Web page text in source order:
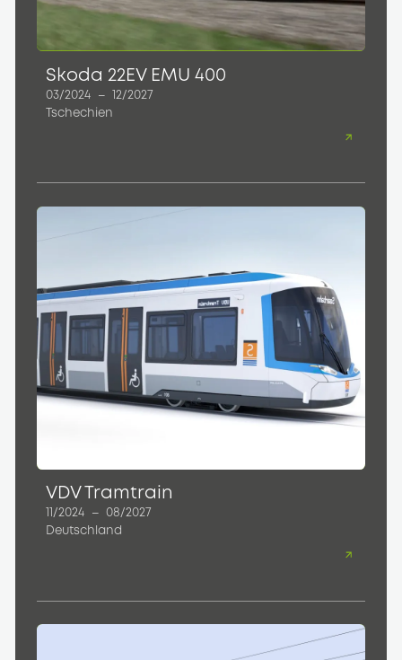
Skoda 22EV EMU 400
03/2024 –
12/2027
Tschechien
VDV Tramtrain
11/2024 –
08/2027
Deutschland